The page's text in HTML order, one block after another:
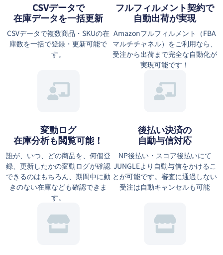
CSVデータで
在庫データを一括更新
CSVデータで複数商品・SKUの在
庫数を一括で登録・更新可能で
す。
フルフィルメント契約で
自動出荷が実現
Amazonフルフィルメント（FBA
マルチチャネル）をご利用なら、
受注から出荷まで完全な自動化が
実現可能です！
変動ログ
在庫分析も閲覧可能！
誰が、いつ、どの商品を、何個登
録、更新したかの変動ログが確認
できるのはもちろん、期間中に動
きのない在庫なども確認できま
す。
後払い決済の
自動与信対応
NP後払い・スコア後払いにて
JUNGLEより自動与信をかけるこ
とが可能です。審査に通過しない
受注は自動キャンセルも可能